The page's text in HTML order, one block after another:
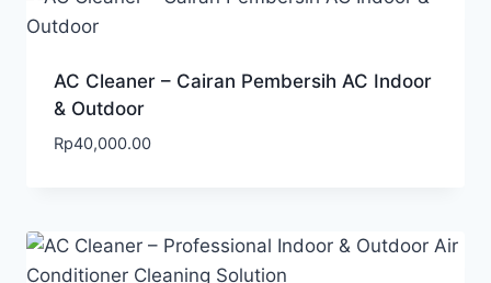
AC Cleaner – Cairan Pembersih AC Indoor
& Outdoor
Rp40,000.00